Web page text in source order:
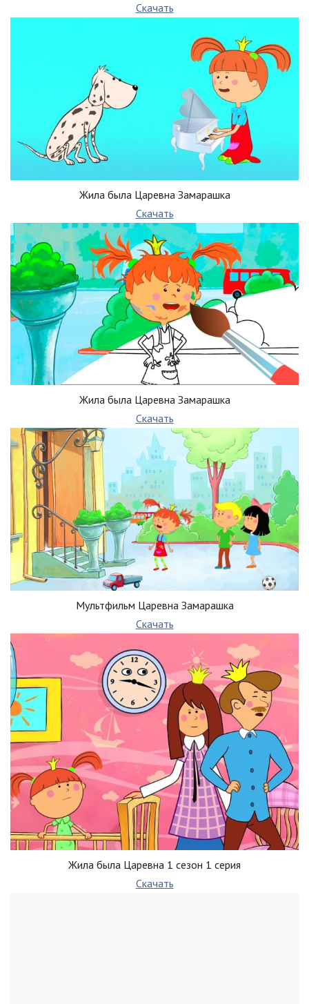
Скачать
Жила была Царевна Замарашка
Скачать
Жила была Царевна Замарашка
Скачать
Мультфильм Царевна Замарашка
Скачать
Жила была Царевна 1 сезон 1 серия
Скачать